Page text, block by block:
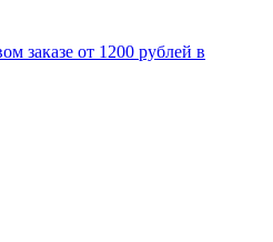
заказе от 1200 рублей в